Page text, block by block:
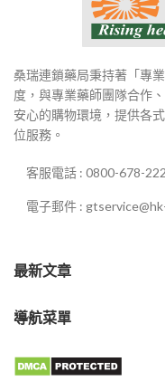
桑瑞連鎖藥局秉持著「專
度，與專業藥師團隊合作
安心的購物環境，提供各
位服務。
客服電話 : 0800-678-
電子郵件 :
最新文章
導航菜單